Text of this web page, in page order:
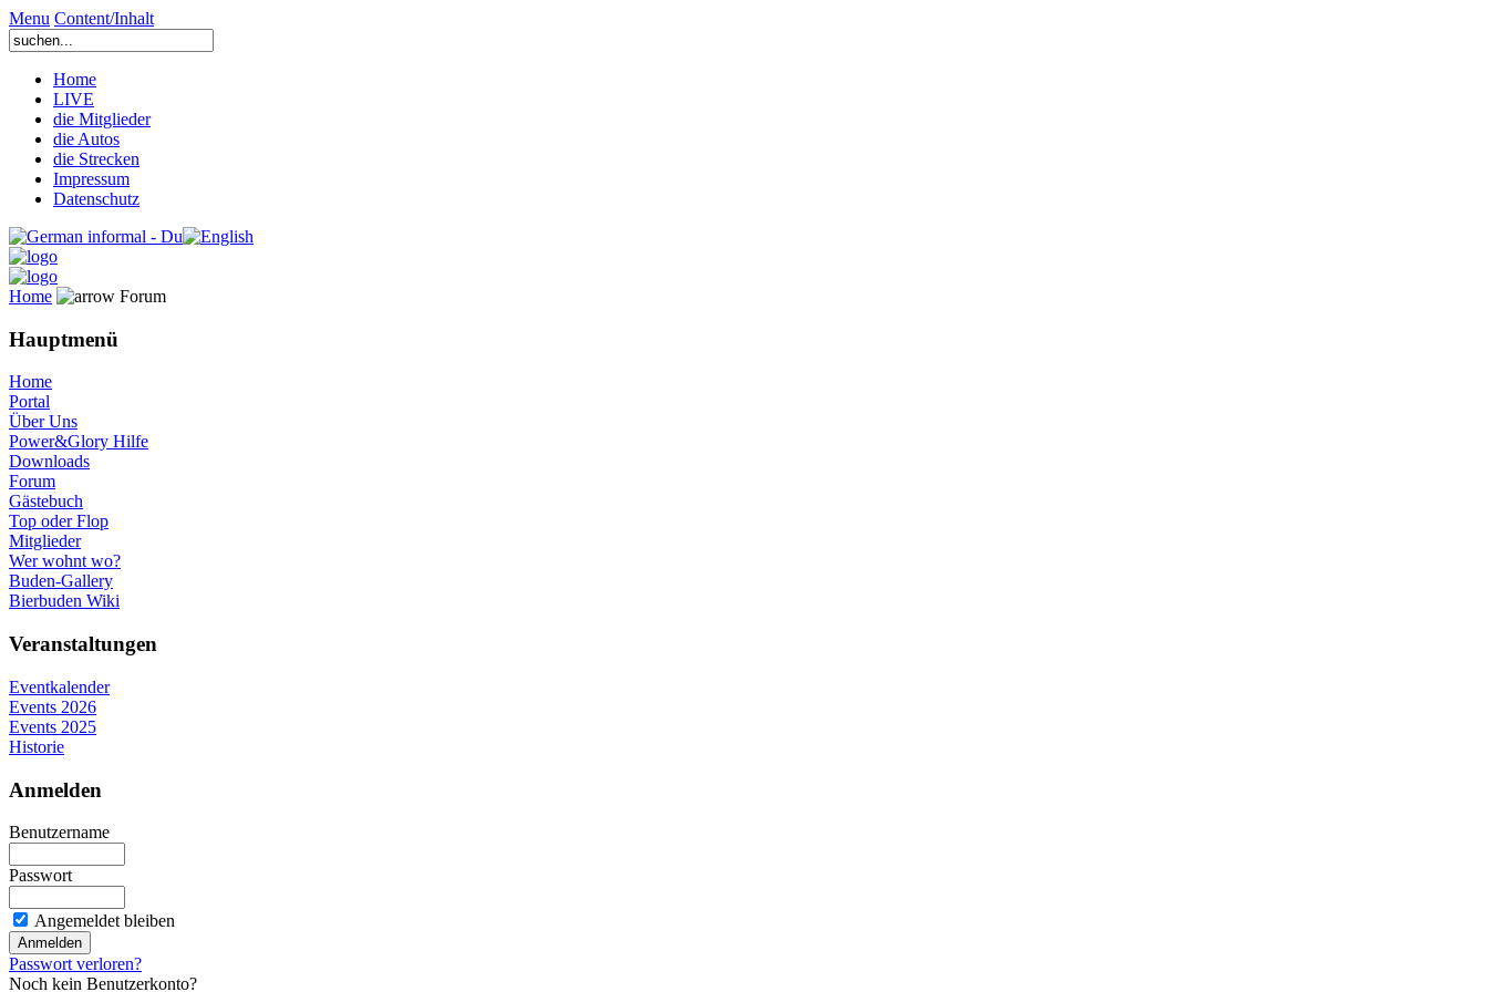
Menu Content/Inhalt
Home
LIVE
die Mitglieder
die Autos
die Strecken
Impressum
Datenschutz
Home Forum
Hauptmenü
Home
Portal
Über Uns
Power&Glory Hilfe
Downloads
Forum
Gästebuch
Top oder Flop
Mitglieder
Wer wohnt wo?
Buden-Gallery
Bierbuden Wiki
Veranstaltungen
Eventkalender
Events 2026
Events 2025
Historie
Anmelden
Benutzername
Passwort
Angemeldet bleiben
Passwort verloren?
Noch kein Benutzerkonto?